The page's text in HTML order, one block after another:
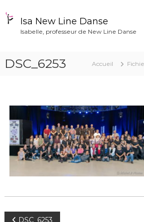
Isa New Line Danse
Isabelle, professeur de New Line Danse
DSC_6253 Accueil
DSC_6253